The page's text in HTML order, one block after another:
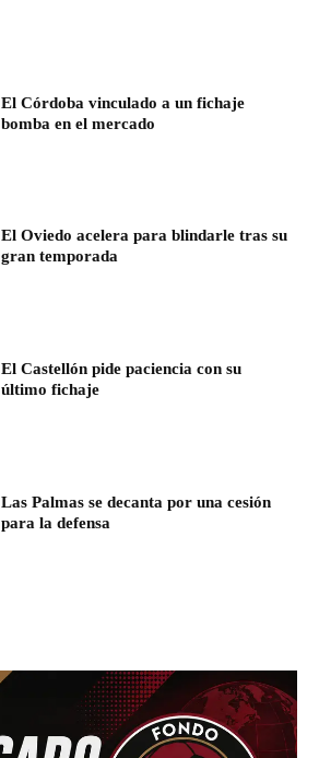
El Córdoba vinculado a un fichaje
bomba en el mercado
El Oviedo acelera para blindarle tras su
gran temporada
El Castellón pide paciencia con su
último fichaje
Las Palmas se decanta por una cesión
para la defensa